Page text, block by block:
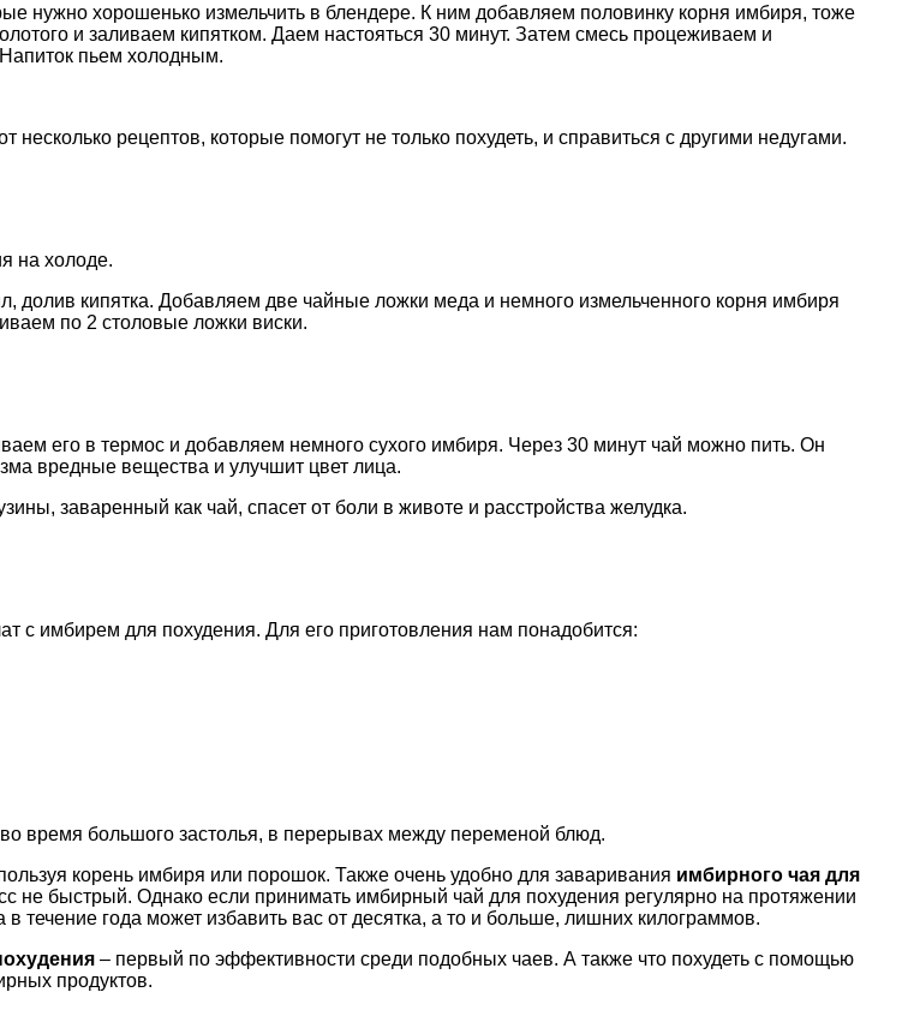
нужно хорошенько измельчить в блендере. К ним добавляем половинку корня имбиря, тоже
и заливаем кипятком. Даем настояться 30 минут. Затем смесь процеживаем и
Напиток пьем холодным.
несколько рецептов, которые помогут не только похудеть, и справиться с другими недугами.
на холоде.
кипятка. Добавляем две чайные ложки меда и немного измельченного корня имбиря
по 2 столовые ложки виски.
его в термос и добавляем немного сухого имбиря. Через 30 минут чай можно пить. Он
вредные вещества и улучшит цвет лица.
заваренный как чай, спасет от боли в животе и расстройства желудка.
с имбирем для похудения. Для его приготовления нам понадобится:
время большого застолья, в перерывах между переменой блюд.
корень имбиря или порошок. Также очень удобно для заваривания имбирного чая для
не быстрый. Однако если принимать имбирный чай для похудения регулярно на протяжении
течение года может избавить вас от десятка, а то и больше, лишних килограммов.
– первый по эффективности среди подобных чаев. А также что похудеть с помощью
продуктов.